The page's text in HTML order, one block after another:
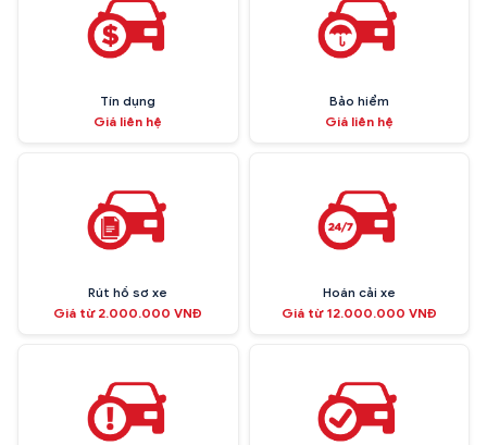
Tín dụng
Giá liên hệ
Bảo hiểm
Giá liên hệ
Rút hồ sơ xe
Giá từ 2.000.000 VNĐ
Hoán cải xe
Giá từ 12.000.000 VNĐ